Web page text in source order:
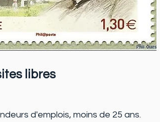
libres
d'emplois, moins de 25 ans.